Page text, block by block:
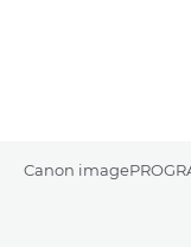
Canon